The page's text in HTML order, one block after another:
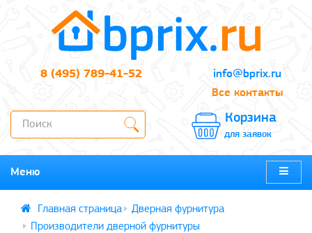
8 (495) 789-41-52
info@bprix.ru
Все контакты
Корзина
для заявок
Меню
Дверная фурнитура
Производители дверной фурнитуры